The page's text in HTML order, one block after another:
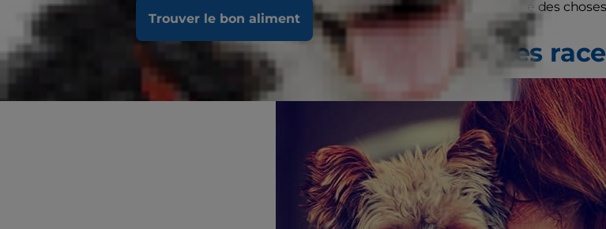
Trouver le bon aliment
continuez à lire cet article pour apprendre des
Diversité des petites